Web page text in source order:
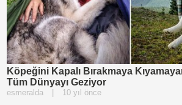
Köpeğini Kapalı Bırakmaya
Tüm Dünyayı Geziyor
esmeralda 10 yıl önce